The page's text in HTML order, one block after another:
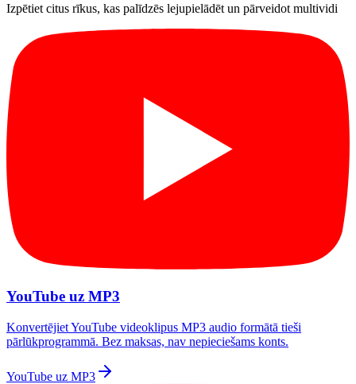
Izpētiet citus rīkus, kas palīdzēs lejupielādēt un pārveidot multividi
YouTube uz MP3
Konvertējiet YouTube videoklipus MP3 audio formātā tieši
pārlūkprogrammā. Bez maksas, nav nepieciešams konts.
YouTube uz MP3